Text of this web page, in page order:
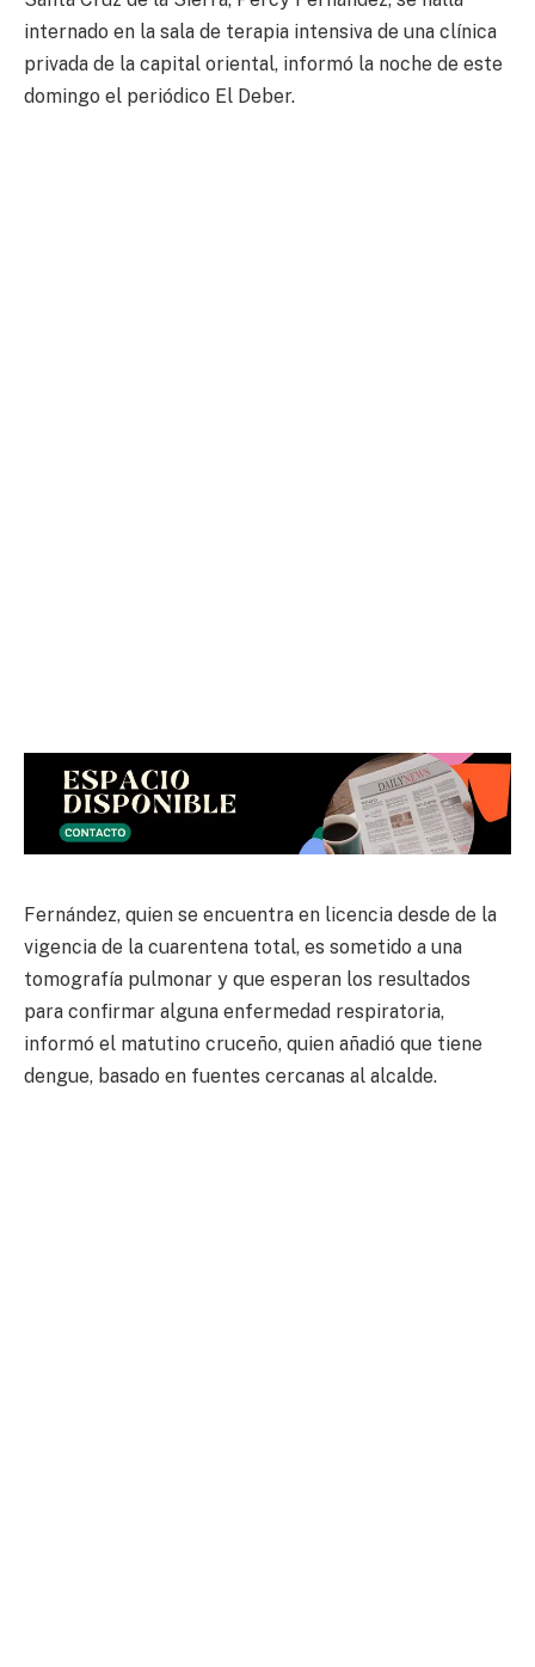
internado en la sala de terapia intensiva de una clínica
privada de la capital oriental, informó la noche de este
domingo el periódico El Deber.
Fernández, quien se encuentra en licencia desde de la
vigencia de la cuarentena total, es sometido a una
tomografía pulmonar y que esperan los resultados
para confirmar alguna enfermedad respiratoria,
informó el matutino cruceño, quien añadió que tiene
dengue, basado en fuentes cercanas al alcalde.